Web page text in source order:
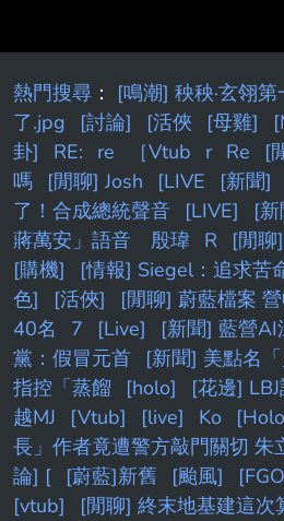
超乎想像，只有猜到God
Don’t say lazy、FIND
只能說，雖然每年入場前
場後這個曲目安排實在
BePTT on my iPhone
熱門搜尋 ： [鳴潮] 秧秧·玄翎
了.jpg
[討論] [活俠 [母雞]
卦]
RE: re ［Vtub r Re
[
嗎
[閒聊] Josh [LIVE
[新聞]
了！合成總統聲音
[LIVE]
[
蔣萬安」語音 殷瑋 R [閒聊
[購機]
[情報] Siegel：追求苦
色]
[活俠]
[閒聊] 蔚藍檔案
40名
7 [Live]
[新聞] 藍營AI
黨：假冒元首
[新聞] 美點名
指控「蒸餾
[holo]
[花邊]
越MJ
[Vtub] [live] Ko
長」作者竟遭警方敲門關切 朱
論] [
[蔚藍]新舊 [颱風] [FGO
[vtub]
[閒聊] 終末地基建這次